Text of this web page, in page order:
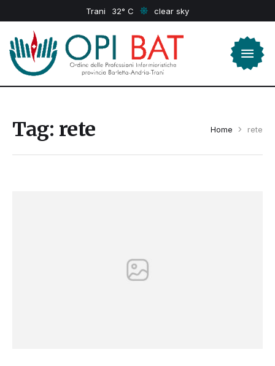
Trani 32 clear sky
Tag: rete Home rete